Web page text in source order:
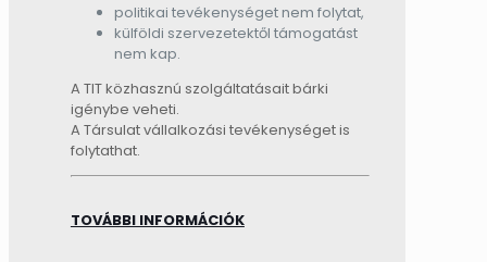
politikai tevékenységet nem folytat,
külföldi szervezetektől támogatást
nem kap.
A TIT közhasznú szolgáltatásait bárki
igénybe veheti.
A Társulat vállalkozási tevékenységet is
folytathat.
TOVÁBBI INFORMÁCIÓK